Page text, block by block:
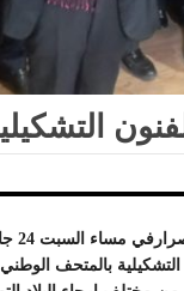
التشكيلية بالمتحف